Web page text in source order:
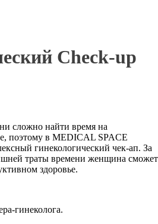
Check-up
сложно найти время на
поэтому в MEDICAL SPACE
гинекологический чек-ап. За
траты времени женщина сможет
здоровье.
гинеколога.